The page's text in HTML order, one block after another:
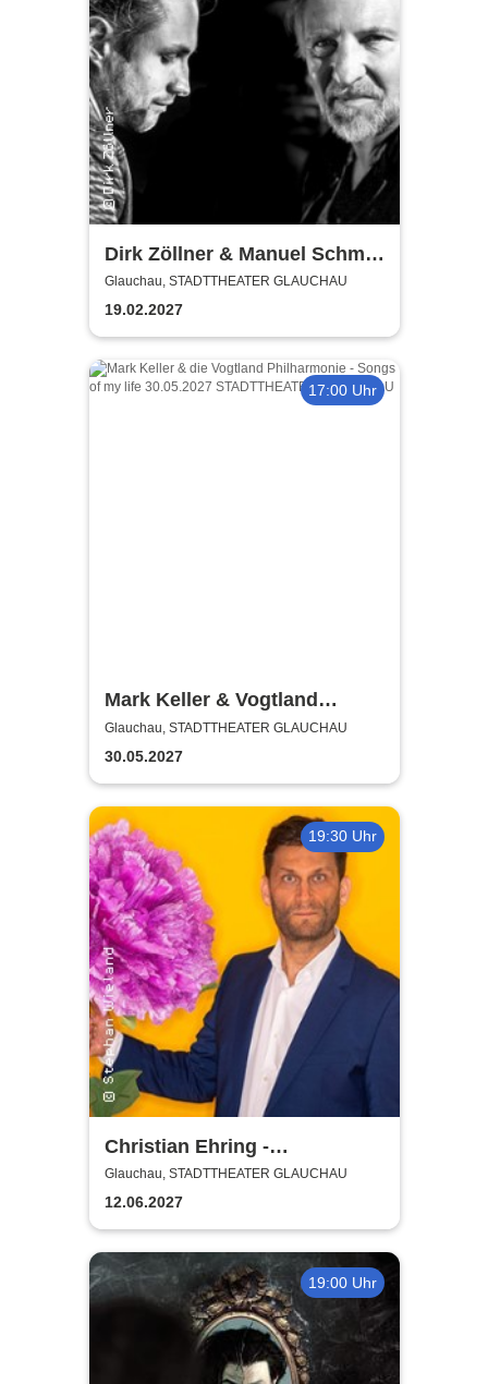
Dirk Zöllner & Manuel Schmid
- Die schönsten Balladen aus
dem Land vor unserer Zeit
Glauchau, STADTTHEATER GLAUCHAU
19.02.2027
17:00 Uhr
Mark Keller & Vogtland
Philharmonie
Glauchau, STADTTHEATER GLAUCHAU
30.05.2027
19:30 Uhr
Christian Ehring -
Versöhnung
Glauchau, STADTTHEATER GLAUCHAU
12.06.2027
19:00 Uhr